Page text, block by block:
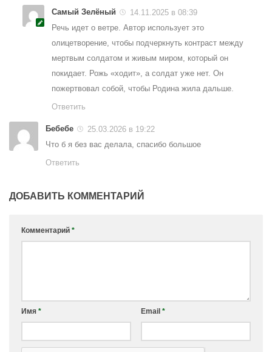
Самый Зелёный
14.11.2025 в 08:39
Речь идет о ветре. Автор использует это
олицетворение, чтобы подчеркнуть контраст между
мертвым солдатом и живым миром, который он
покидает. Рожь «ходит», а солдат уже нет. Он
пожертвовал собой, чтобы Родина жила дальше.
Ответить
Бебебе
25.03.2026 в 19:22
Что б я без вас делала, спасибо большое
Ответить
ДОБАВИТЬ КОММЕНТАРИЙ
Комментарий *
Имя * Email *